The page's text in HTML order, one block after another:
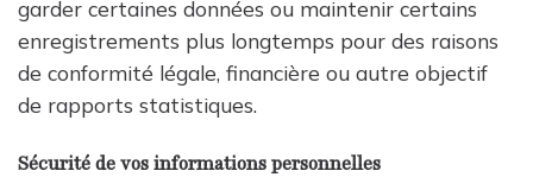
garder certaines données ou maintenir certains
enregistrements plus longtemps pour des raisons
de conformité légale, financière ou autre objectif
de rapports statistiques.
Sécurité de vos informations personnelles